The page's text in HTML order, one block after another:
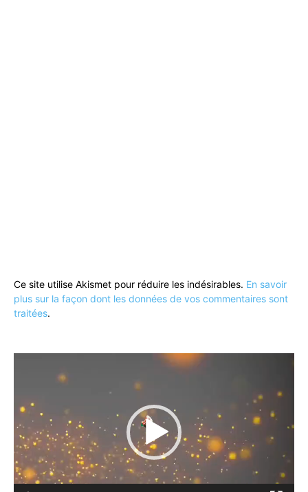
Ce site utilise Akismet pour réduire les indésirables. En savoir
plus sur la façon dont les données de vos commentaires sont
traitées.